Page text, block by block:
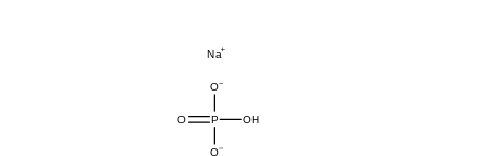
Na
OH
P
O
O
O